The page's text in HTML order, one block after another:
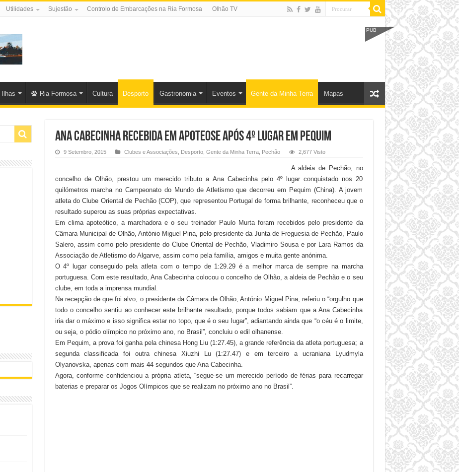
Utilidades Sujestão Controlo de Embarcações na Ria Formosa Olhão TV
PUB
Ilhas Ria Formosa Cultura Desporto Gastronomia Eventos Gente da Minha Terra Mapas
Ana Cabecinha recebida em apoteose após 4º lugar em Pequim
9 Setembro, 2015 Clubes e Associações Desporto, Gente da Minha Terra, Pechão 2,677 Visto
A aldeia de Pechão, no
concelho de Olhão, prestou um merecido tributo a Ana Cabecinha pelo 4º lugar conquistado nos 20
quilómetros marcha no Campeonato do Mundo de Atletismo que decorreu em Pequim (China). A jovem
atleta do Clube Oriental de Pechão (COP), que representou Portugal de forma brilhante, reconheceu que o
resultado superou as suas próprias expectativas.
Em clima apoteótico, a marchadora e o seu treinador Paulo Murta foram recebidos pelo presidente da
Câmara Municipal de Olhão, António Miguel Pina, pelo presidente da Junta de Freguesia de Pechão, Paulo
Salero, assim como pelo presidente do Clube Oriental de Pechão, Vladimiro Sousa e por Lara Ramos da
Associação de Atletismo do Algarve, assim como pela família, amigos e muita gente anónima.
O 4º lugar conseguido pela atleta com o tempo de 1:29.29 é a melhor marca de sempre na marcha
portuguesa. Com este resultado, Ana Cabecinha colocou o concelho de Olhão, a aldeia de Pechão e o seu
clube, em toda a imprensa mundial.
Na recepção de que foi alvo, o presidente da Câmara de Olhão, António Miguel Pina, referiu o “orgulho que
todo o concelho sentiu ao conhecer este brilhante resultado, porque todos sabiam que a Ana Cabecinha
iria dar o máximo e isso significa estar no topo, que é o seu lugar”, adiantando ainda que “o céu é o limite,
ou seja, o pódio olímpico no próximo ano, no Brasil”, concluiu o edil olhanense.
Em Pequim, a prova foi ganha pela chinesa Hong Liu (1:27.45), a grande referência da atleta portuguesa; a
segunda classificada foi outra chinesa Xiuzhi Lu (1:27.47) e em terceiro a ucraniana Lyudmyla
Olyanovska, apenas com mais 44 segundos que Ana Cabecinha.
Agora, conforme confidenciou a própria atleta, “segue-se um merecido período de férias para recarregar
baterias e preparar os Jogos Olímpicos que se realizam no próximo ano no Brasil”.